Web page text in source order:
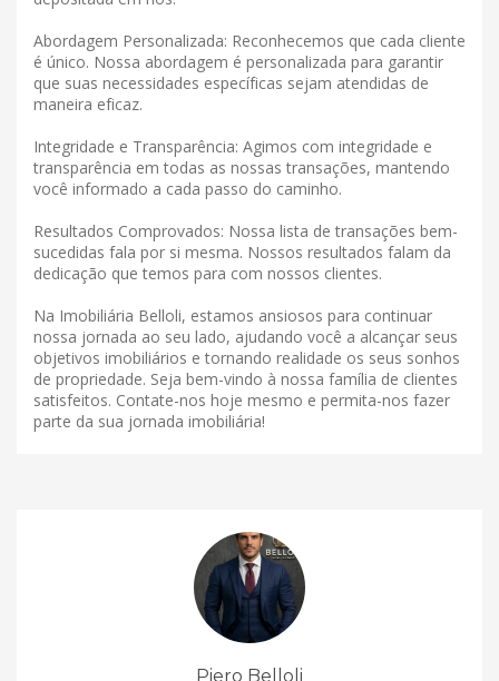
Abordagem Personalizada: Reconhecemos que cada cliente
é único. Nossa abordagem é personalizada para garantir
que suas necessidades específicas sejam atendidas de
maneira eficaz.
Integridade e Transparência: Agimos com integridade e
transparência em todas as nossas transações, mantendo
você informado a cada passo do caminho.
Resultados Comprovados: Nossa lista de transações bem-
sucedidas fala por si mesma. Nossos resultados falam da
dedicação que temos para com nossos clientes.
Na Imobiliária Belloli, estamos ansiosos para continuar
nossa jornada ao seu lado, ajudando você a alcançar seus
objetivos imobiliários e tornando realidade os seus sonhos
de propriedade. Seja bem-vindo à nossa família de clientes
satisfeitos. Contate-nos hoje mesmo e permita-nos fazer
parte da sua jornada imobiliária!
Piero Belloli